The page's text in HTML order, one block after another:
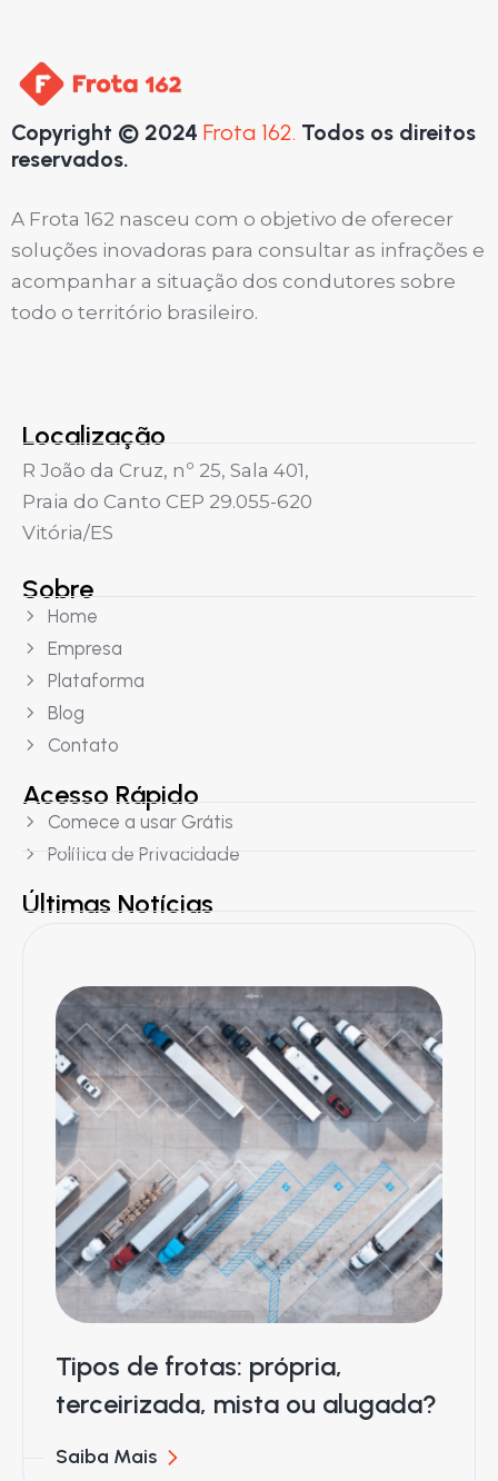
Copyright © 2024 Frota 162. Todos os direitos
reservados.
A Frota 162 nasceu com o objetivo de oferecer
soluções inovadoras para consultar as infrações e
acompanhar a situação dos condutores sobre
todo o território brasileiro.
Localização
R João da Cruz, nº 25, Sala 401,
Praia do Canto CEP 29.055-620
Vitória/ES
Sobre
Home
Empresa
Plataforma
Blog
Contato
Acesso Rápido
Comece a usar Grátis
Política de Privacidade
Últimas Notícias
Tipos de frotas: própria,
terceirizada, mista ou alugada?
Saiba Mais